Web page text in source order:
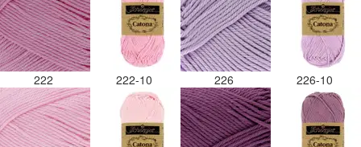
222 222-10 226 226-10